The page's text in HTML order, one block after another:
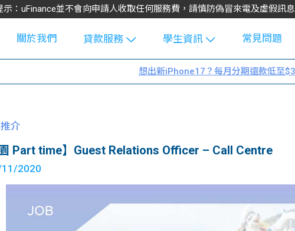
示：uFinance並不會向申請人收取任何服務費，請慎防偽冒來電及虛假訊
關於我們
貸款服務
學生貸款
大學生學費
機
學生資訊
Blog
大專生筍
Exchang
常見問題
想出新iPhone17？每月分期還款低至
介
園 Part time】Guest Relations Officer – Call Centre
2020